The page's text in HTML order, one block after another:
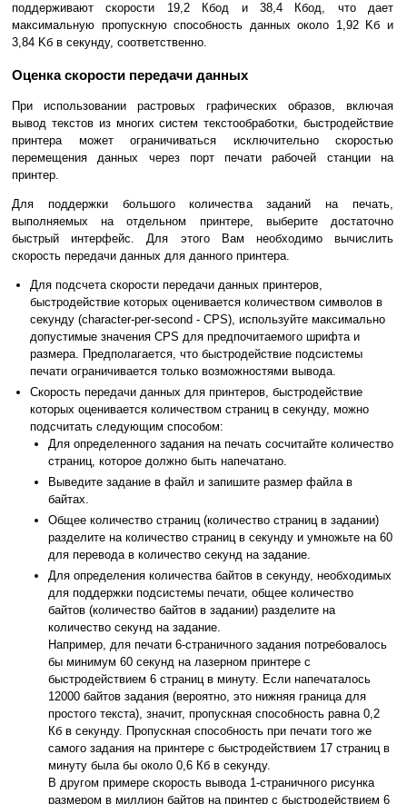
поддерживают скорости 19,2 Кбод и 38,4 Кбод, что дает
максимальную пропускную способность данных около 1,92 Kб и
3,84 Kб в секунду, соответственно.
Оценка скорости передачи данных
При использовании растровых графических образов, включая
вывод текстов из многих систем текстообработки, быстродействие
принтера может ограничиваться исключительно скоростью
перемещения данных через порт печати рабочей станции на
принтер.
Для поддержки большого количества заданий на печать,
выполняемых на отдельном принтере, выберите достаточно
быстрый интерфейс. Для этого Вам необходимо вычислить
скорость передачи данных для данного принтера.
Для подсчета скорости передачи данных принтеров,
быстродействие которых оценивается количеством символов в
секунду (character-per-second - CPS), используйте максимально
допустимые значения CPS для предпочитаемого шрифта и
размера. Предполагается, что быстродействие подсистемы
печати ограничивается только возможностями вывода.
Скорость передачи данных для принтеров, быстродействие
которых оценивается количеством страниц в секунду, можно
подсчитать следующим способом:
Для определенного задания на печать сосчитайте количество
страниц, которое должно быть напечатано.
Выведите задание в файл и запишите размер файла в
байтах.
Общее количество страниц (количество страниц в задании)
разделите на количество страниц в секунду и умножьте на 60
для перевода в количество секунд на задание.
Для определения количества байтов в секунду, необходимых
для поддержки подсистемы печати, общее количество
байтов (количество байтов в задании) разделите на
количество секунд на задание.
Например, для печати 6-страничного задания потребовалось
бы минимум 60 секунд на лазерном принтере с
быстродействием 6 страниц в минуту. Если напечаталось
12000 байтов задания (вероятно, это нижняя граница для
простого текста), значит, пропускная способность равна 0,2
Кб в секунду. Пропускная способность при печати того же
самого задания на принтере с быстродействием 17 страниц в
минуту была бы около 0,6 Кб в секунду.
В другом примере скорость вывода 1-страничного рисунка
размером в миллион байтов на принтер с быстродействием 6